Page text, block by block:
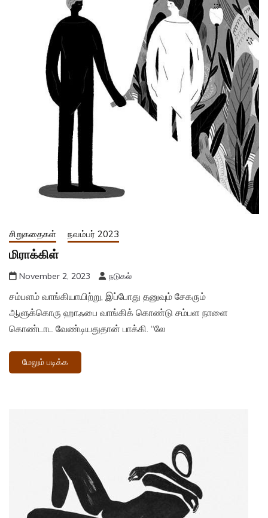
சிறுகதைகள் நவம்பர் 2023
மிராக்கிள்
November 2, 2023 நடுகல்
சம்பளம் வாங்கியாயிற்று, இப்போது தனுவும் சேகரும்
ஆளுக்கொரு ஹாஃபை வாங்கிக் கொண்டு சம்பள நாளை
கொண்டாட வேண்டியதுதான் பாக்கி. “லே
மேலும் படிக்க